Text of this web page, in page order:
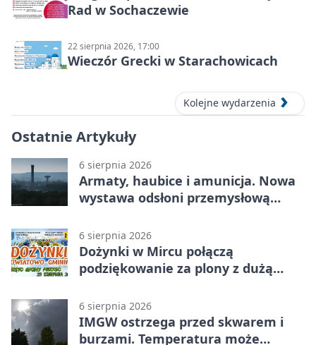
Rad w Sochaczewie
22 sierpnia 2026, 17:00
Wieczór Grecki w Starachowicach
Kolejne wydarzenia
Ostatnie Artykuły
6 sierpnia 2026
Armaty, haubice i amunicja. Nowa
wystawa odsłoni przemysłową
6 sierpnia 2026
Dożynki w Mircu połączą
podziękowanie za plony z dużą
6 sierpnia 2026
IMGW ostrzega przed skwarem i
burzami. Temperatura może